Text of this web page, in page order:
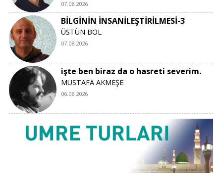
07.08.2026
BİLGİNİN İNSANİLEŞTİRİLMESİ-3
ÜSTÜN BOL
07.08.2026
işte ben biraz da o hasreti severim.
MUSTAFA AKMEŞE
06.08.2026